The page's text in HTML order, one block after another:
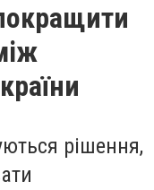
рішення,